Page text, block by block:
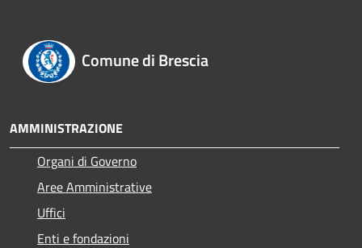
Comune di Brescia
AMMINISTRAZIONE
Organi di Governo
Aree Amministrative
Uffici
Enti e fondazioni